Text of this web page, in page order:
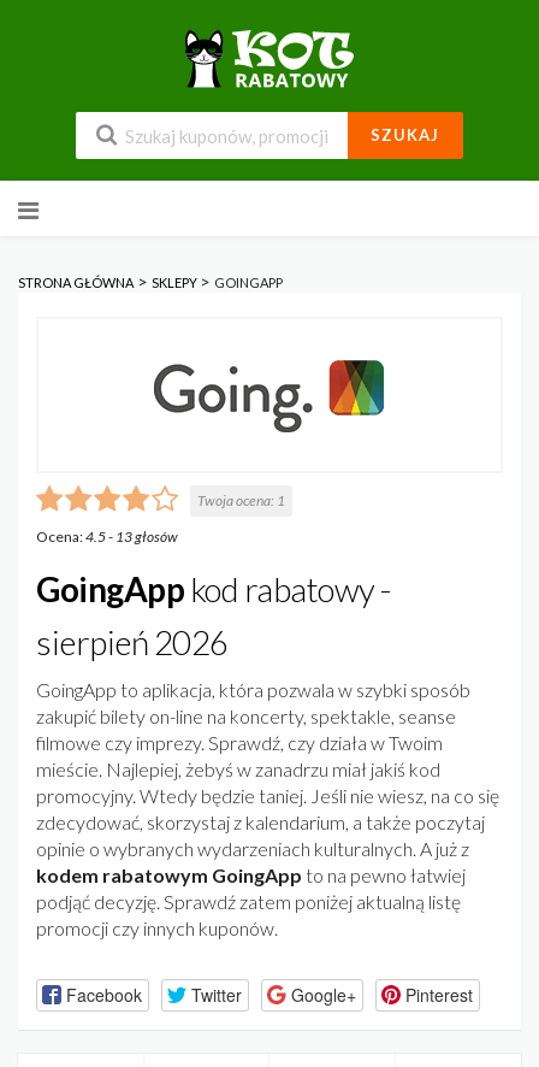
SZUKAJ
do
STRONA GŁÓWNA > SKLEPY > GOINGAPP
Twoja ocena: 1
Ocena:4.5- 13głosów
GoingApp kod rabatowy -
sierpień 2026
GoingApp to aplikacja, która pozwala w szybki sposób
zakupić bilety on-line na koncerty, spektakle, seanse
filmowe czy imprezy. Sprawdź, czy działa w Twoim
mieście. Najlepiej, żebyś w zanadrzu miał jakiś kod
promocyjny. Wtedy będzie taniej. Jeśli nie wiesz, na co się
zdecydować, skorzystaj z kalendarium, a także poczytaj
opinie o wybranych wydarzeniach kulturalnych. A już z
kodem rabatowym GoingApp to na pewno łatwiej
podjąć decyzję. Sprawdź zatem poniżej aktualną listę
promocji czy innych kuponów.
Facebook Twitter Google+ Pinterest